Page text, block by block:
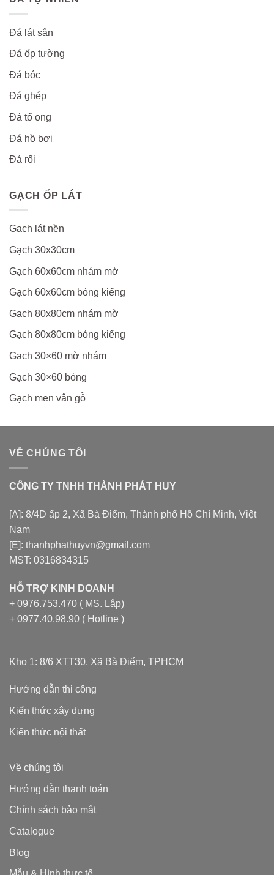
Đá lát sân
Đá ốp tường
Đá bóc
Đá ghép
Đá tổ ong
Đá hồ bơi
Đá rối
GẠCH ỐP LÁT
Gạch lát nền
Gạch 30x30cm
Gạch 60x60cm nhám mờ
Gạch 60x60cm bóng kiếng
Gạch 80x80cm nhám mờ
Gạch 80x80cm bóng kiếng
Gạch 30×60 mờ nhám
Gạch 30×60 bóng
Gạch men vân gỗ
VỀ CHÚNG TÔI
CÔNG TY TNHH THÀNH PHÁT HUY
[A]: 8/4D ấp 2, Xã Bà Điểm, Thành phố Hồ Chí Minh, Việt
Nam
[E]: thanhphathuyvn@gmail.com
MST: 0316834315
HỖ TRỢ KINH DOANH
+ 0976.753.470 ( MS. Lập)
+ 0977.40.98.90 ( Hotline )
Kho 1: 8/6 XTT30, Xã Bà Điểm, TPHCM
Hướng dẫn thi công
Kiến thức xây dựng
Kiến thức nội thất
Về chúng tôi
Hướng dẫn thanh toán
Chính sách bảo mật
Catalogue
Blog